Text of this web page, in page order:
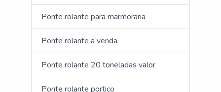
Ponte rolante para marmoraria
Ponte rolante a venda
Ponte rolante 20 toneladas valor
Ponte rolante portico